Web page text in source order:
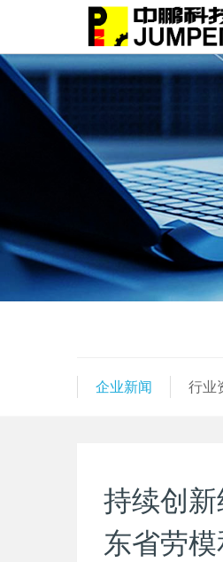
企业新闻 行业
持续创
东省劳